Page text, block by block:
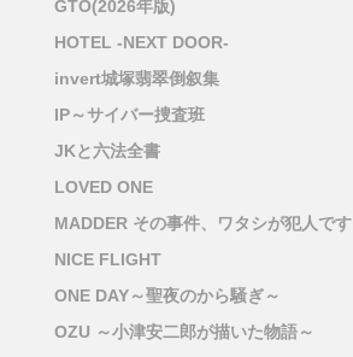
GTO(2026年版)
HOTEL -NEXT DOOR-
invert城塚翡翠倒叙集
IP～サイバー捜査班
JKと六法全書
LOVED ONE
MADDER その事件、ワタシが犯人です
NICE FLIGHT
ONE DAY～聖夜のから騒ぎ～
OZU ～小津安二郎が描いた物語～